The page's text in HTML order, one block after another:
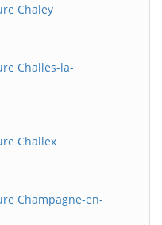
Chaley
Challes-la-
Challex
Champagne-en-